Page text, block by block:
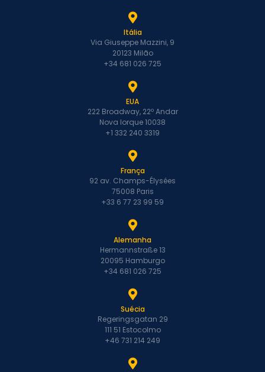
Itália
Via Giuseppe Mazzini, 9
20123 Milão
+34 681 026 725
EUA
222 Broadway, 22º Andar
Nova Iorque 10038
+1 332 240 3319
França
92 av. Champs-Élysées
75008 Paris
+33 6 77 23 99 59
Alemanha
Hermannstraße 13
20095 Hamburgo
+34 681 026 725
Suécia
Regeringsgatan 29
111 51 Estocolmo
+46 731 214 249